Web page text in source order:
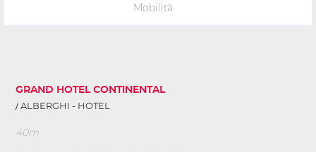
Mobilità
GRAND HOTEL CONTINENTAL
ALBERGHI - HOTEL
40m